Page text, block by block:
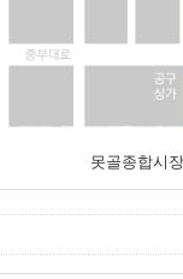
못골종합시